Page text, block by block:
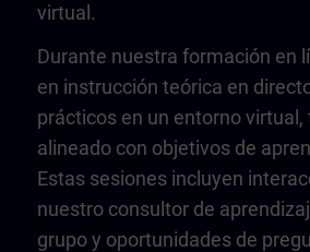
virtual.
Durante nuestra formación en
en instrucción teórica en
prácticos en un entorno virtual,
alineado con objetivos de
Estas sesiones incluyen
nuestro consultor de
grupo y oportunidades de